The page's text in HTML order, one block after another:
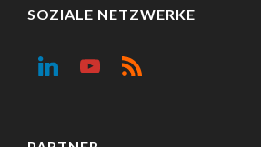
SOZIALE NETZWERKE